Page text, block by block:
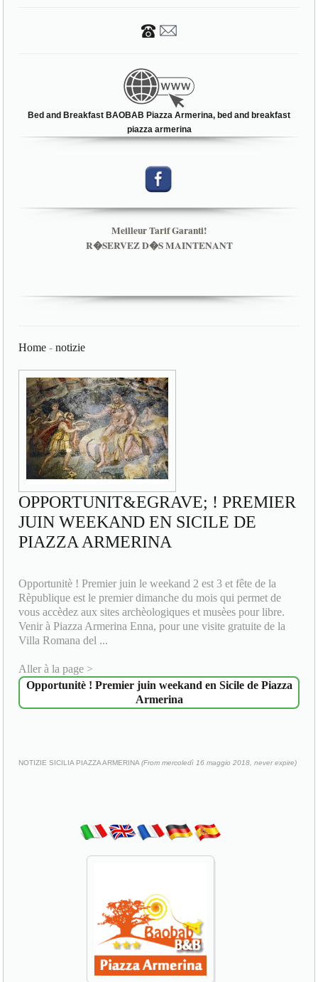
Bed and Breakfast BAOBAB Piazza Armerina, bed and breakfast
piazza armerina
Meilleur Tarif Garanti!
R�SERVEZ D�S MAINTENANT
Home -notizie
OPPORTUNIT&EGRAVE; ! PREMIER
JUIN WEEKAND EN SICILE DE
PIAZZA ARMERINA
Opportunitè ! Premier juin le weekand 2 est 3 et fête de la
Rèpublique est le premier dimanche du mois qui permet de
vous accèdez aux sites archèologiques et musèes pour libre.
Venir à Piazza Armerina Enna, pour une visite gratuite de la
Villa Romana del ...
Aller à la page >
Opportunitè ! Premier juin weekand en Sicile de Piazza
Armerina
NOTIZIE SICILIA PIAZZA ARMERINA(From mercoledì 16 maggio 2018, never expire)